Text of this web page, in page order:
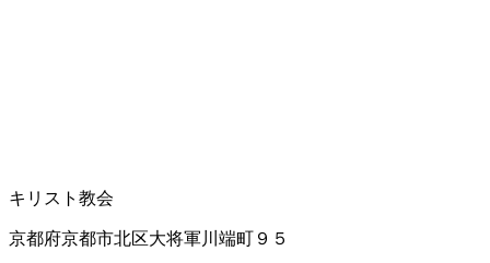
キリスト教会
京都府京都市北区大将軍川端町９５